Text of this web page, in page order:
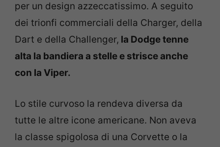
per un design azzeccatissimo. A seguito
dei trionfi commerciali della Charger, della
Dart e della Challenger, la Dodge tenne
alta la bandiera a stelle e strisce anche
con la Viper.
Lo stile curvoso la rendeva diversa da
tutte le altre icone americane. Non aveva
la classe spigolosa di una Corvette o la